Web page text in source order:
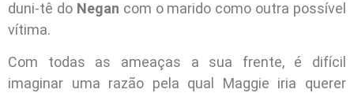
duni-tê do Negan com o marido como outra possível
vítima.
Com todas as ameaças a sua frente, é difícil
imaginar uma razão pela qual Maggie iria querer